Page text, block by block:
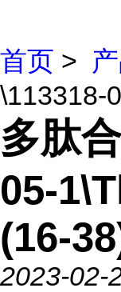
首页 >
\113318-
多肽
05-
(16-
2023-02-